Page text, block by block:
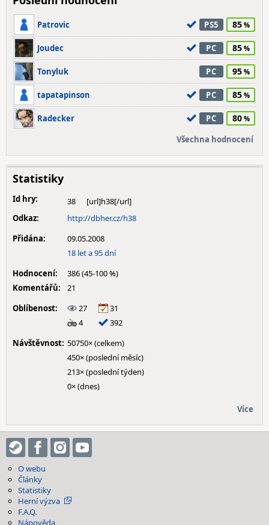
Patrovic PS5 85
Joudec PC 85
Tonyluk PC 95
tapatapinson PC 85
Radecker PC 80
Všechna hodnocení
Statistiky
Id hry:
38
Odkaz:
http://dbher.cz/h38
Přidána:
09.05.2008
18 let a 95 dní
Hodnocení:
386 (45-100 %)
Komentářů:
21
Oblíbenost:
27
31
4
392
Návštěvnost: 50750× (celkem)
450× (poslední měsíc)
213× (poslední týden)
0× (dnes)
Více
O webu
Články
Statistiky
Herní výzva
F.A.Q.
Nápověda